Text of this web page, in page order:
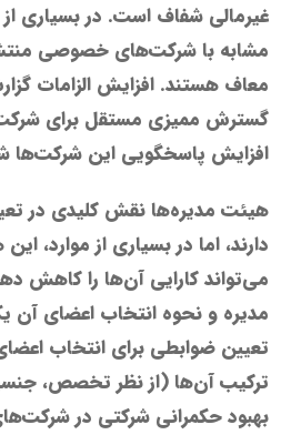
غیرمالی شفاف است. در بسیاری
مشابه با شرکت‌های خصوصی منتشر
معاف هستند. افزایش الزامات
گسترش ممیزی مستقل برای
افزایش پاسخگویی این شرکت‌ها
هیئت مدیره‌ها نقش کلیدی در
دارند، اما در بسیاری از موارد،
می‌تواند کارایی آن‌ها را کاهش
مدیره و نحوه انتخاب اعضای آن
تعیین ضوابطی برای انتخاب
ترکیب آن‌ها (از نظر تخصص،
بهبود حکمرانی شرکتی در